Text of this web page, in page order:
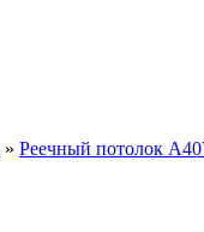
» Реечный потолок